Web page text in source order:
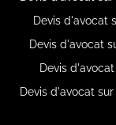
Devis d'avocat
Devis d'avocat
Devis
Devis d'avocat